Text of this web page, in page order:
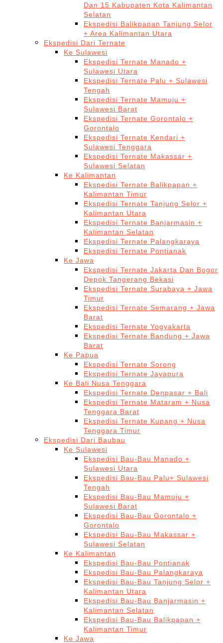
Dan 15 Kabupaten Kota Kalimantan
Selatan
Ekspedisi Balikpapan Tanjung Selor
+ Area Kalimantan Utara
Ekspedisi Dari Ternate
Ke Sulawesi
Ekspedisi Ternate Manado +
Sulawesi Utara
Ekspedisi Ternate Palu + Sulawesi
Tengah
Ekspedisi Ternate Mamuju +
Sulawesi Barat
Ekspedisi Ternate Gorontalo +
Gorontalo
Ekspedisi Ternate Kendari +
Sulawesi Tenggara
Ekspedisi Ternate Makassar +
Sulawesi Selatan
Ke Kalimantan
Ekspedisi Ternate Balikpapan +
Kalimantan Timur
Ekspedisi Ternate Tanjung Selor +
Kalimantan Utara
Ekspedisi Ternate Banjarmasin +
Kalimantan Selatan
Ekspedisi Ternate Palangkaraya
Ekspedisi Ternate Pontianak
Ke Jawa
Ekspedisi Ternate Jakarta Dan Bogor
Depok Tangerang Bekasi
Ekspedisi Ternate Surabaya + Jawa
Timur
Ekspedisi Ternate Semarang + Jawa
Barat
Ekspedisi Ternate Yogyakarta
Ekspedisi Ternate Bandung + Jawa
Barat
Ke Papua
Ekspedisi Ternate Sorong
Ekspedisi Ternate Jayapura
Ke Bali Nusa Tenggara
Ekspedisi Ternate Denpasar + Bali
Ekspedisi Ternate Mataram + Nusa
Tenggara Barat
Ekspedisi Ternate Kupang + Nusa
Tenggara Timur
Ekspedisi Dari Baubau
Ke Sulawesi
Ekspedisi Bau-Bau Manado +
Sulawesi Utara
Ekspedisi Bau-Bau Palu+ Sulawesi
Tengah
Ekspedisi Bau-Bau Mamuju +
Sulawesi Barat
Ekspedisi Bau-Bau Gorontalo +
Gorontalo
Ekspedisi Bau-Bau Makassar +
Sulawesi Selatan
Ke Kalimantan
Ekspedisi Bau-Bau Pontianak
Ekspedisi Bau-Bau Palangkaraya
Ekspedisi Bau-Bau Tanjung Selor +
Kalimantan Utara
Ekspedisi Bau-Bau Banjarmasin +
Kalimantan Selatan
Ekspedisi Bau-Bau Balikpapan +
Kalimantan Timur
Ke Jawa